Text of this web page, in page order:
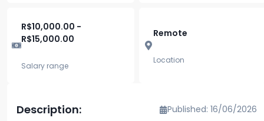
R$10,000.00 -
R$15,000.00
Salary range
Remote
Location
Description: Published: 16/06/2026